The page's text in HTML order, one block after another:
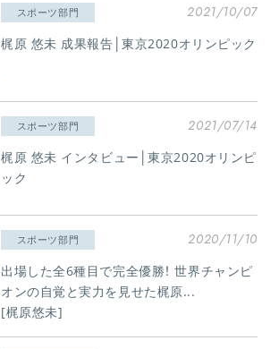
スポーツ部門 2021/10/07
梶原 悠未 成果報告│東京2020オリンピック
スポーツ部門 2021/07/14
梶原 悠未 インタビュー│東京2020オリンピ
ック
スポーツ部門 2020/11/10
出場した全6種目で完全優勝！ 世界チャンピ
オンの自覚と実力を見せた梶原...
[梶原悠未]